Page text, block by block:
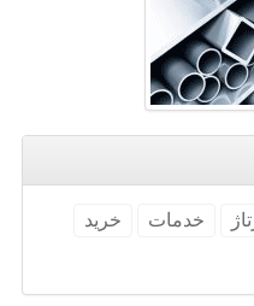
خدمات
خرید